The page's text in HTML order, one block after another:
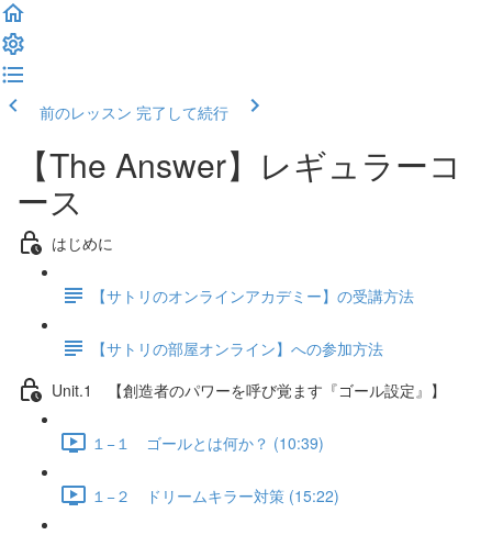
前のレッスン 完了して続行
【The Answer】レギュラーコ
ース
はじめに
【サトリのオンラインアカデミー】の受講方法
【サトリの部屋オンライン】への参加方法
Unit.1 【創造者のパワーを呼び覚ます『ゴール設定』】
１−１ ゴールとは何か？ (10:39)
１−２ ドリームキラー対策 (15:22)